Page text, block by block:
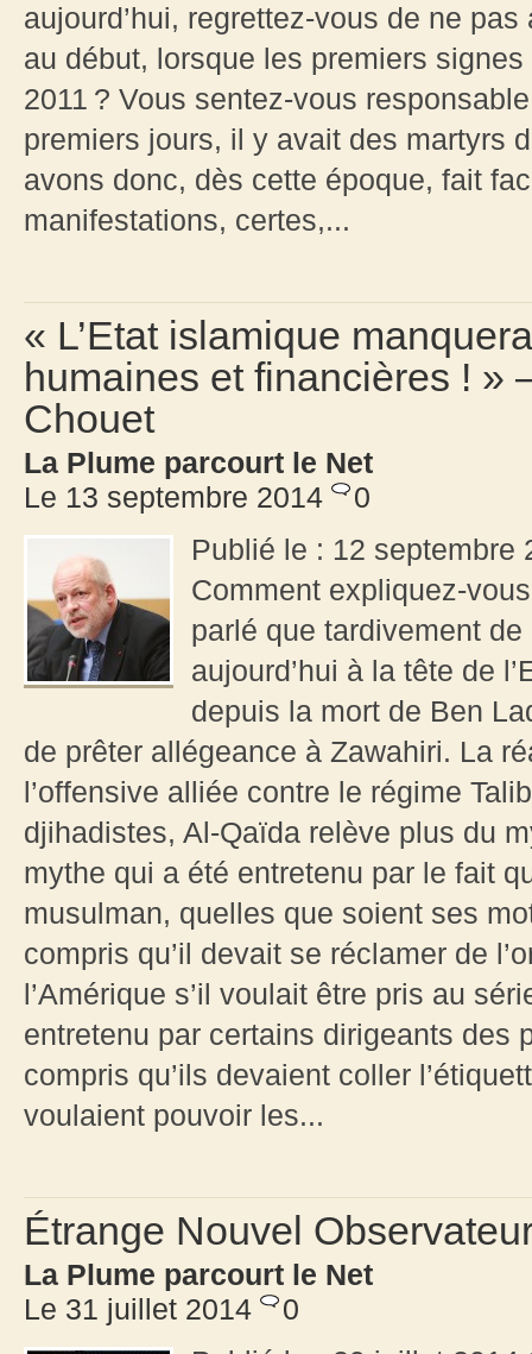
aujourd’hui, regrettez-vous de ne
au début, lorsque les premiers
2011 ? Vous sentez-vous
premiers jours, il y avait des martyrs
avons donc, dès cette époque, fait
manifestations, certes,...
« L’Etat islamique
humaines et financières ! »
Chouet
La Plume parcourt le Net
Le 13 septembre 2014
0
Publié le : 12 septembre
Comment expliquez-
parlé que tardivement
aujourd’hui à la tête de
depuis la mort de Ben
de prêter allégeance à Zawahiri. La
l’offensive alliée contre le régime
djihadistes, Al-Qaïda relève plus du
mythe qui a été entretenu par le fait
musulman, quelles que soient ses
compris qu’il devait se réclamer de
l’Amérique s’il voulait être pris au
entretenu par certains dirigeants des
compris qu’ils devaient coller
voulaient pouvoir les...
Étrange Nouvel
La Plume parcourt le Net
Le 31 juillet 2014
0